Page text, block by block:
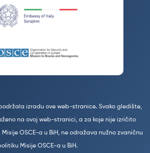
izradu ove web-stranice. Svako gledište,
na ovoj web-stranici, a za koje nije izričito
OSCE-a u BiH, ne odražava nužno zvaničnu
Misije OSCE-a u BiH.